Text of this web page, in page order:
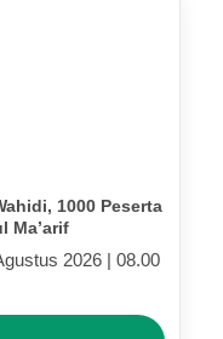
1000 Peserta
Ma’arif
2026 | 08.00